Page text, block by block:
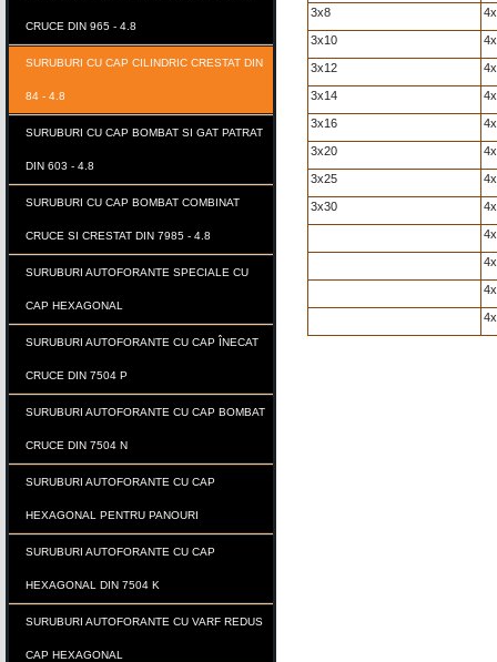
CRUCE DIN 965 - 4.8
SURUBURI CU CAP CILINDRIC CRESTAT DIN
84 - 4.8
SURUBURI CU CAP BOMBAT SI GAT PATRAT
DIN 603 - 4.8
SURUBURI CU CAP BOMBAT COMBINAT
CRUCE SI CRESTAT DIN 7985 - 4.8
SURUBURI AUTOFORANTE SPECIALE CU
CAP HEXAGONAL
SURUBURI AUTOFORANTE CU CAP ÎNECAT
CRUCE DIN 7504 P
SURUBURI AUTOFORANTE CU CAP BOMBAT
CRUCE DIN 7504 N
SURUBURI AUTOFORANTE CU CAP
HEXAGONAL PENTRU PANOURI
SURUBURI AUTOFORANTE CU CAP
HEXAGONAL DIN 7504 K
SURUBURI AUTOFORANTE CU VARF REDUS
CAP HEXAGONAL
3x8
3x10
3x12
3x14
3x16
3x20
3x25
3x30